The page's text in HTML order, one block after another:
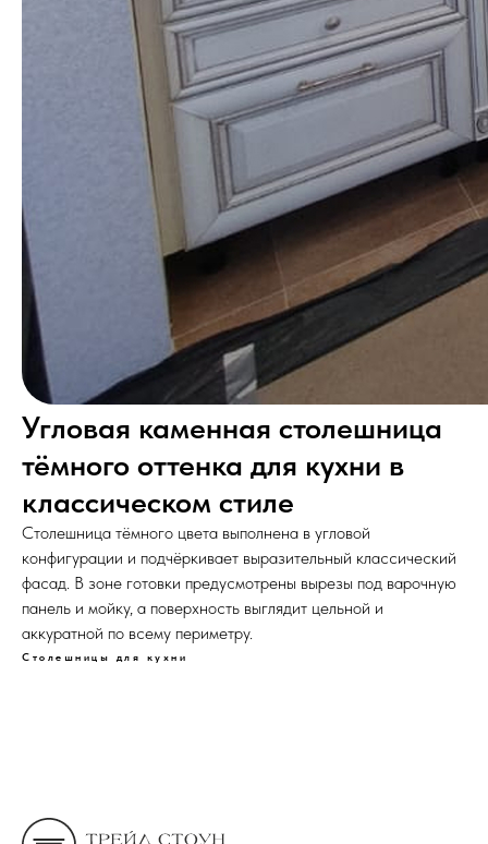
Угловая каменная столешница
тёмного оттенка для кухни в
классическом стиле
Столешница тёмного цвета выполнена в угловой
конфигурации и подчёркивает выразительный классический
фасад. В зоне готовки предусмотрены вырезы под варочную
панель и мойку, а поверхность выглядит цельной и
аккуратной по всему периметру.
Столешницы для кухни